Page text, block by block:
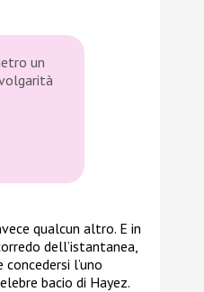
un
qualcun altro. E in
dell’istantanea,
l’uno
bacio di Hayez.